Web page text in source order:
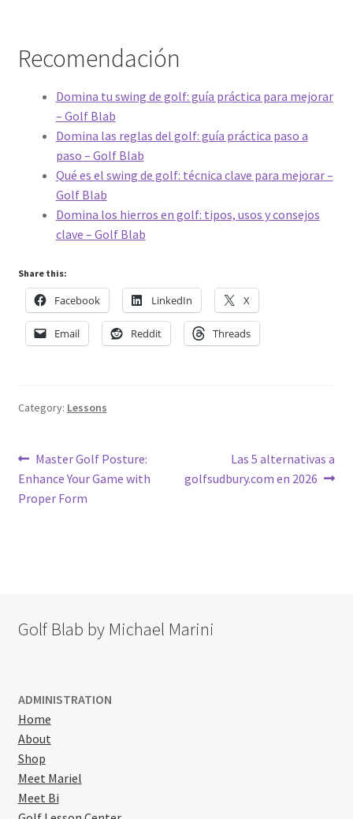
Recomendación
Domina tu swing de golf: guía práctica para mejorar
– Golf Blab
Domina las reglas del golf: guía práctica paso a
paso – Golf Blab
Qué es el swing de golf: técnica clave para mejorar –
Golf Blab
Domina los hierros en golf: tipos, usos y consejos
clave – Golf Blab
Share this:
Facebook LinkedIn X
Email Reddit Threads
Category: Lessons
Post
navigation
Previous
post:
Master Golf Posture:
Enhance Your Game with
Proper Form
Next
post:
Las 5 alternativas a
golfsudbury.com en 2026
Golf Blab by Michael Marini
ADMINISTRATION
Home
About
Shop
Meet Mariel
Meet Bi